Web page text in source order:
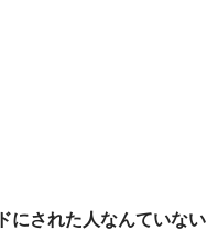
にされた人なんていな